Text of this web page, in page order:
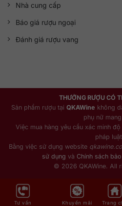
Nhà cung cấp
Báo giá rượu ngoại
Đánh giá rượu vang
THƯỞNG RƯỢU CÓ
Sản phẩm rượu tại QKAWine không
phụ nữ
Việc mua hàng yêu cầu xác minh
pháp
Bằng việc sử dụng website
sử dụng và Chính sách
© 2026 QKAWine. All
Tư vấn Khuyến mãi Trang